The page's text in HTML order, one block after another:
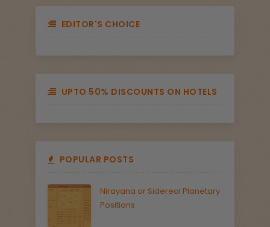
EDITOR'S CHOICE
UPTO 50% DISCOUNTS ON HOTELS
POPULAR POSTS
Nirayana or Sidereal Planetary
Positions